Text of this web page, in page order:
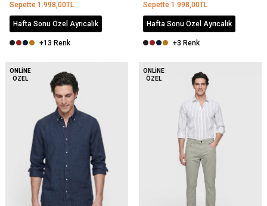
Sepette 1.998,00TL
Hafta Sonu Özel Ayrıcalık
+13 Renk
Sepette 1.998,00TL
Hafta Sonu Özel Ayrıcalık
+3 Renk
ONLINE
ÖZEL
ONLINE
ÖZEL